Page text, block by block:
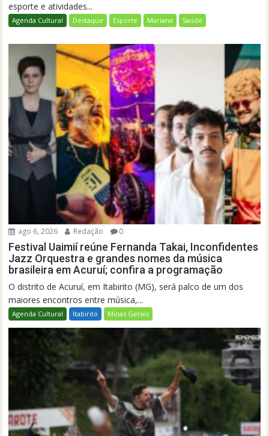
esporte e atividades...
Agenda Cultural Destaque Esporte Mariana Saúde
ago 6, 2026 Redação 0
Festival Uaimií reúne Fernanda Takai, Inconfidentes
Jazz Orquestra e grandes nomes da música
brasileira em Acuruí; confira a programação
O distrito de Acuruí, em Itabirito (MG), será palco de um dos
maiores encontros entre música,...
Agenda Cultural Itabirito Minas Gerais